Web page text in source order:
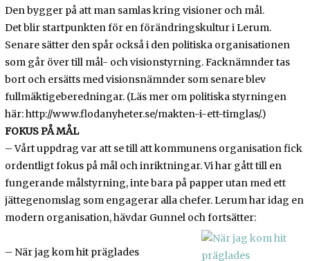
Den bygger på att man samlas kring visioner och mål.
Det blir startpunkten för en förändringskultur i Lerum.
Senare sätter den spår också i den politiska organisationen
som går över till mål- och visionstyrning. Facknämnder tas
bort och ersätts med visionsnämnder som senare blev
fullmäktigeberedningar. (Läs mer om politiska styrningen
här: http://www.flodanyheter.se/makten-i-ett-timglas/.)
FOKUS PÅ MÅL
– Vårt uppdrag var att se till att kommunens organisation fick
ordentligt fokus på mål och inriktningar. Vi har gått till en
fungerande målstyrning, inte bara på papper utan med ett
jättegenomslag som engagerar alla chefer. Lerum har idag en
modern organisation, hävdar Gunnel och fortsätter:
– När jag kom hit präglades